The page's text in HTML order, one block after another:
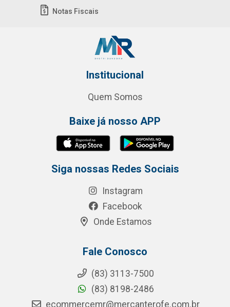
Notas Fiscais
Institucional
Quem Somos
Baixe já nosso APP
Siga nossas Redes Sociais
Instagram
Facebook
Onde Estamos
Fale Conosco
(83) 3113-7500
(83) 8198-2486
ecommercemr@mercanterofe.com.br